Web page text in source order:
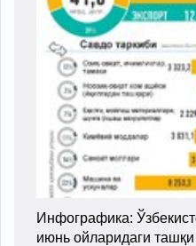
Инфографика:
июнь ойларидаги